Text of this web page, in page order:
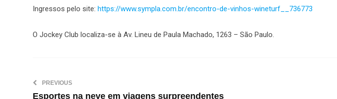
Ingressos pelo site: https://www.sympla.com.br/encontro-de-vinhos-wineturf__736773
O Jockey Club localiza-se à Av. Lineu de Paula Machado, 1263 – São Paulo.
PREVIOUS
Esportes na neve em viagens surpreendentes